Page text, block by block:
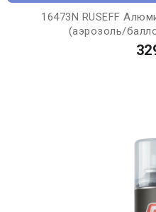
16473N RUSEFF
(аэрозоль/